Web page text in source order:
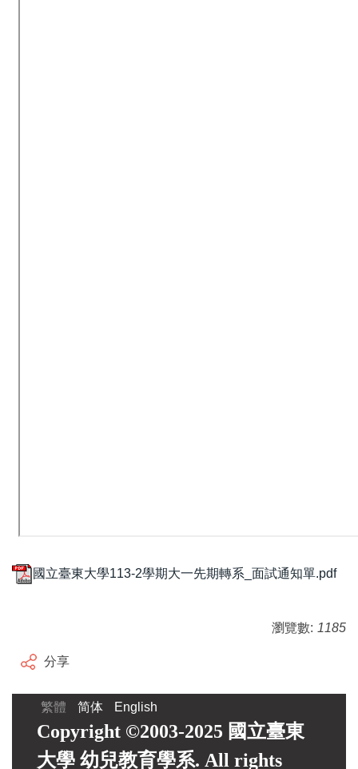
國立臺東大學113-2學期大一先期轉系_面試通知單.pdf
瀏覽數: 1185
分享
繁體 简体 English
Copyright ©2003-2025 國立臺東
大學 幼兒教育學系. All rights